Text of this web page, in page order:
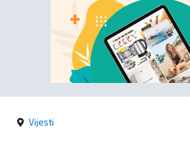
Kultura
kronika
Politika
Vijesti